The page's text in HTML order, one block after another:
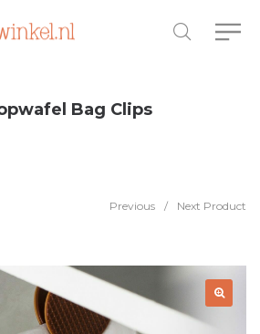
Bag Clips
Previous / Next Product